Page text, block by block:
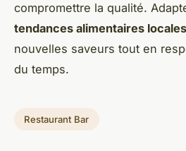
compromettre la qualité.
tendances alimentaires locales
nouvelles saveurs tout en
du temps.
Restaurant Bar